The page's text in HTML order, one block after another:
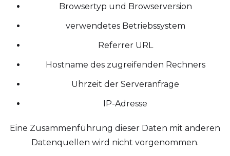
Browsertyp und Browserversion
verwendetes Betriebssystem
Referrer URL
Hostname des zugreifenden Rechners
Uhrzeit der Serveranfrage
IP-Adresse
Eine Zusammenführung dieser Daten mit anderen
Datenquellen wird nicht vorgenommen.